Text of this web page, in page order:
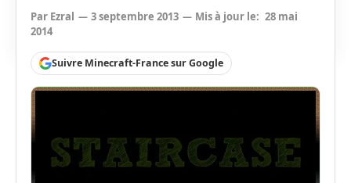
Par Ezral 3 septembre 2013 Mis à jour le: 28 mai
2014
Suivre Minecraft-France sur Google